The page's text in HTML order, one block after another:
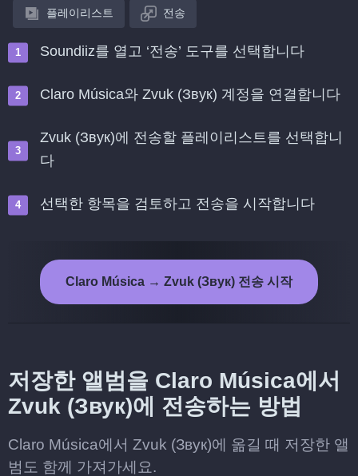
플레이리스트 전송
Soundiiz를 열고 ‘전송’ 도구를 선택합니다
Claro Música와 Zvuk (Звук) 계정을 연결합니다
Zvuk (Звук)에 전송할 플레이리스트를 선택합니
다
선택한 항목을 검토하고 전송을 시작합니다
Claro Música → Zvuk (Звук) 전송 시작
저장한 앨범을 Claro Música에서
Zvuk (Звук)에 전송하는 방법
Claro Música에서 Zvuk (Звук)에 옮길 때 저장한 앨
범도 함께 가져가세요.